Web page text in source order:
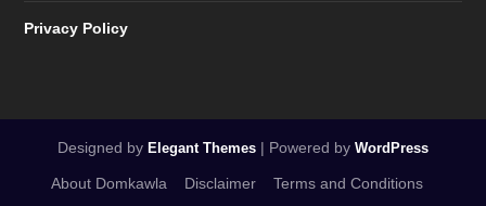
Privacy Policy
Designed by Elegant Themes | Powered by WordPress
About Domkawla Disclaimer Terms and Conditions